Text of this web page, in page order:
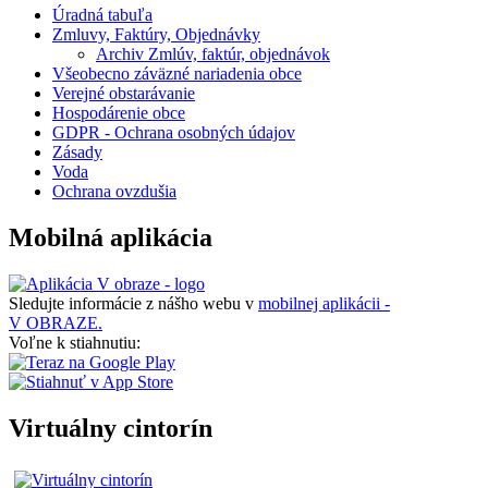
Úradná tabuľa
Zmluvy, Faktúry, Objednávky
Archiv Zmlúv, faktúr, objednávok
Všeobecno záväzné nariadenia obce
Verejné obstarávanie
Hospodárenie obce
GDPR - Ochrana osobných údajov
Zásady
Voda
Ochrana ovzdušia
Mobilná aplikácia
Sledujte informácie z nášho webu v mobilnej aplikácii -
V OBRAZE.
Voľne k stiahnutiu:
Virtuálny cintorín